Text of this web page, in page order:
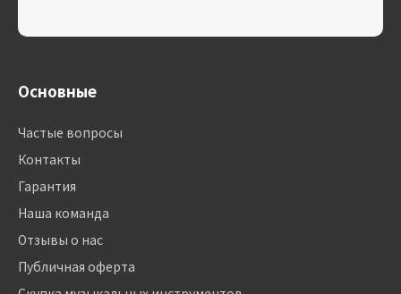
Основные
Частые вопросы
Контакты
Гарантия
Наша команда
Отзывы о нас
Публичная оферта